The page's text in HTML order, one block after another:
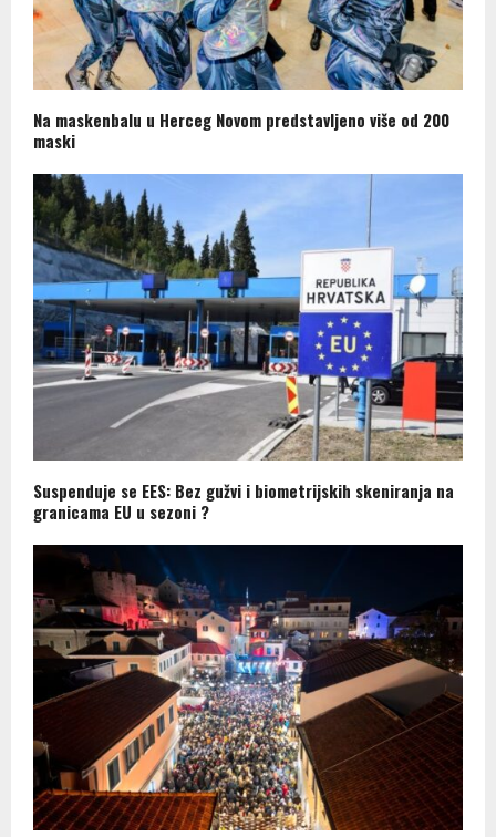
Na maskenbalu u Herceg Novom predstavljeno više od 200
maski
Suspenduje se EES: Bez gužvi i biometrijskih skeniranja na
granicama EU u sezoni ?